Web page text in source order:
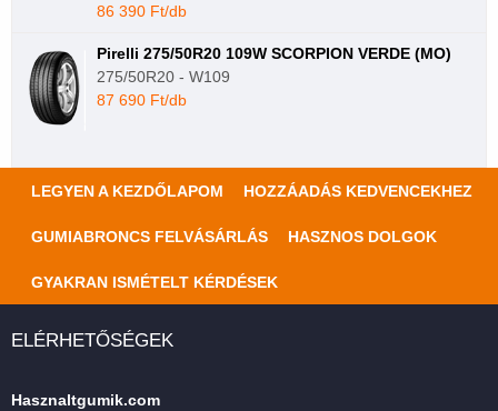
86 390 Ft/db
Pirelli 275/50R20 109W SCORPION VERDE (MO)
275/50R20 - W109
87 690 Ft/db
LEGYEN A KEZDŐLAPOM HOZZÁADÁS KEDVENCEKHEZ
GUMIABRONCS FELVÁSÁRLÁS HASZNOS DOLGOK
GYAKRAN ISMÉTELT KÉRDÉSEK
ELÉRHETŐSÉGEK
Hasznaltgumik.com